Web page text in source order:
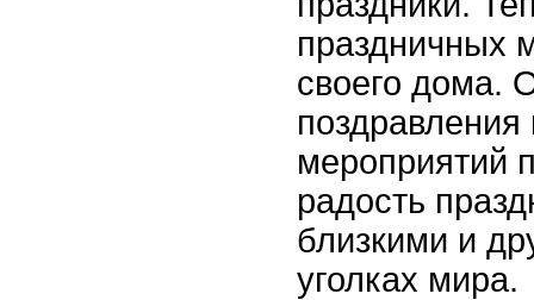
праздничных
своего дома.
мероприятий
радость
близкими и
уголках мира.